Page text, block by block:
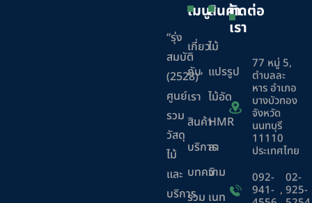
“รุ่ง
สมบัติ
(2528)”
ศูนย์
รวม
วัสดุ
ไม้
และ
บริการ
เมนู
เกี่ยว
กับ
เรา
สินค้า
บริการ
บทความ
ร่วม
สินค้า
ไม้
แปรรูป
ไม้อัด
HMR
ลา
มิ
เนท
ติดต่อ
เรา
77 หมู่ 5,
ตำบลละ
หาร อำเภอ
บางบัวทอง
จังหวัด
นนทบุรี
11110
ประเทศไทย
092-
941- ,
02-
925-